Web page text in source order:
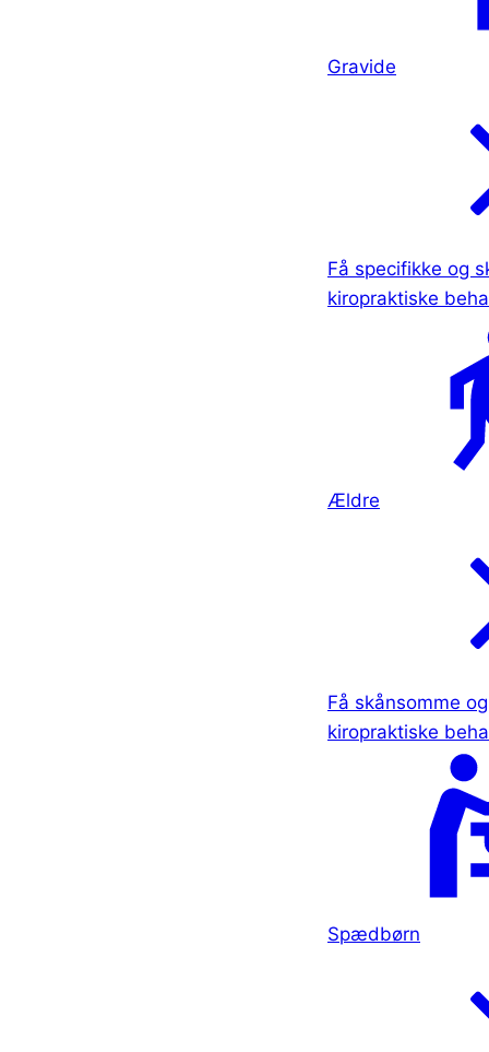
Gravide
Få specifikke og
kiropraktiske
Ældre
Få skånsomme
kiropraktiske
Spædbørn